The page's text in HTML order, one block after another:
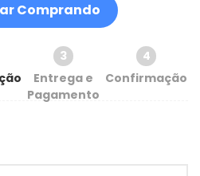
Comprando
3
Entrega e
Pagamento
4
Confirmação